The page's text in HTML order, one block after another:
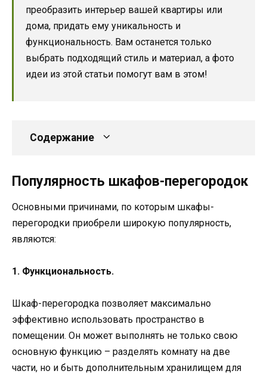
преобразить интерьер вашей квартиры или
дома, придать ему уникальность и
функциональность. Вам останется только
выбрать подходящий стиль и материал, а фото
идеи из этой статьи помогут вам в этом!
Содержание
Популярность шкафов-перегородок
Основными причинами, по которым шкафы-
перегородки приобрели широкую популярность,
являются:
1. Функциональность.
Шкаф-перегородка позволяет максимально
эффективно использовать пространство в
помещении. Он может выполнять не только свою
основную функцию – разделять комнату на две
части, но и быть дополнительным хранилищем для